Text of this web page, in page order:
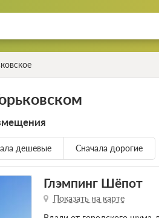
дешевые Сначала дорогие
Глэмпинг Шёпот
Показать на карте